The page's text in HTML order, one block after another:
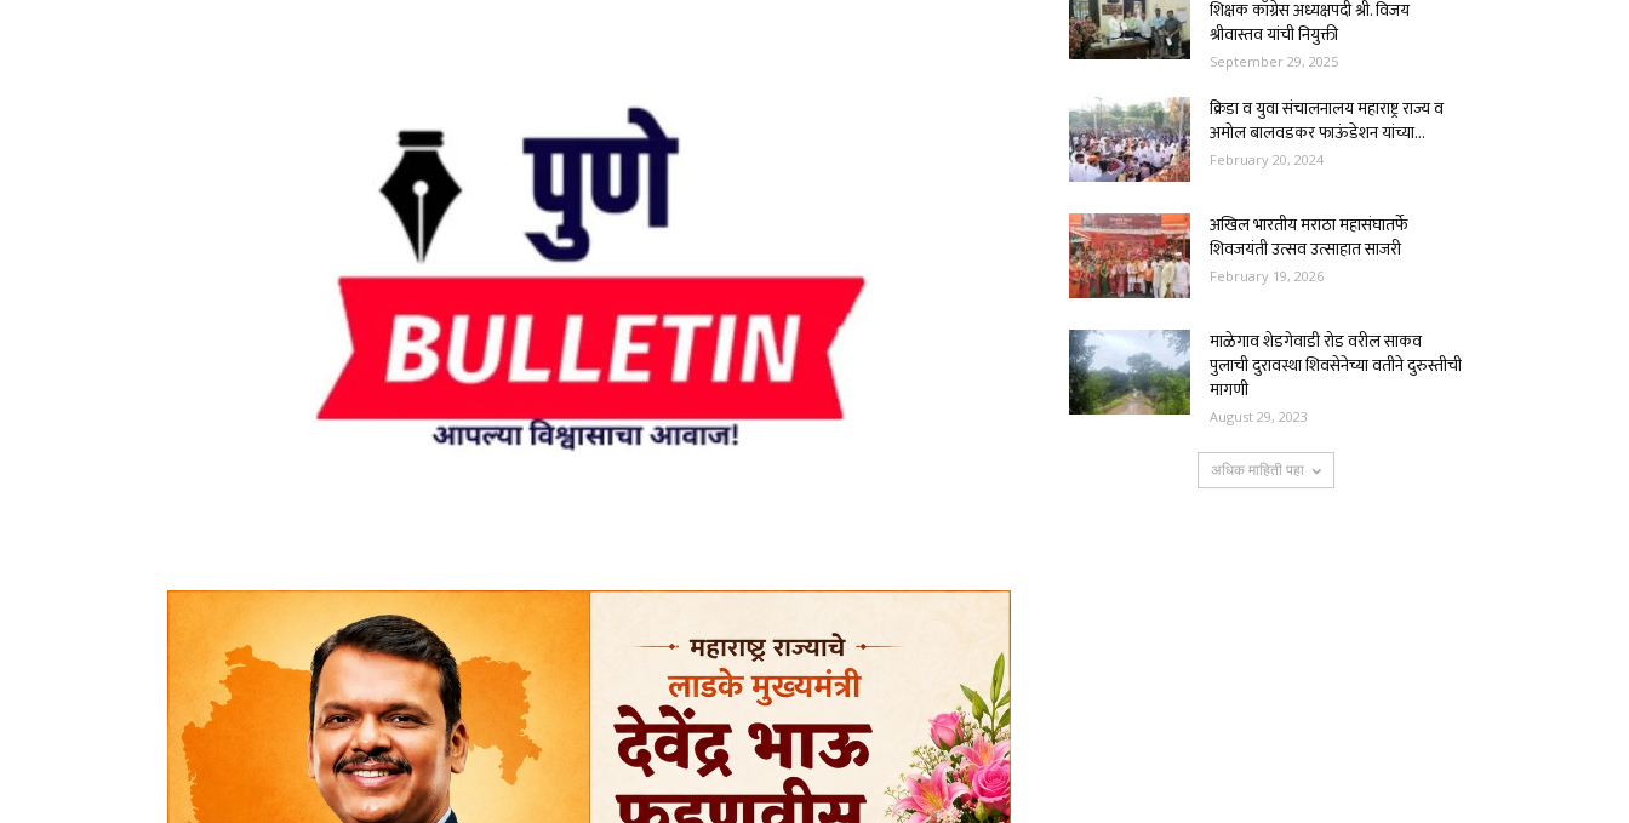
शिक्षक काँग्रेस अध्यक्षपदी श्री. विजय
श्रीवास्तव यांची नियुक्ती
September 29, 2025
क्रिडा व युवा संचालनालय महाराष्ट्र राज्य व
अमोल बालवडकर फाऊंडेशन यांच्या...
February 20, 2024
अखिल भारतीय मराठा महासंघातर्फे
शिवजयंती उत्सव उत्साहात साजरी
February 19, 2026
माळेगाव शेडगेवाडी रोड वरील साकव
पुलाची दुरावस्था शिवसेनेच्या वतीने दुरुस्तीची
मागणी
August 29, 2023
अधिक माहिती पहा